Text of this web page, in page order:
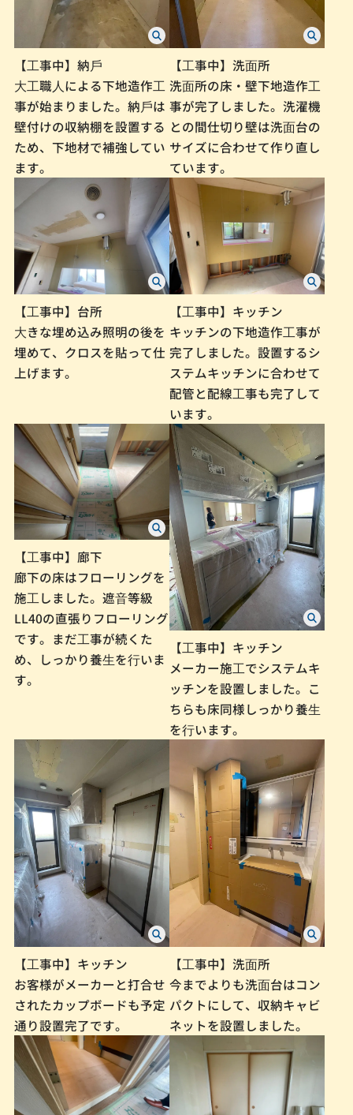
【⼯事中】納⼾
⼤⼯職⼈による下地造作⼯
事が始まりました。納⼾は
壁付けの収納棚を設置する
ため、下地材で補強してい
ます。
【⼯事中】洗⾯所
洗⾯所の床・壁下地造作⼯
事が完了しました。洗濯機
との間仕切り壁は洗⾯台の
サイズに合わせて作り直し
ています。
【⼯事中】台所
⼤きな埋め込み照明の後を
埋めて、クロスを貼って仕
上げます。
【⼯事中】キッチン
キッチンの下地造作⼯事が
完了しました。設置するシ
ステムキッチンに合わせて
配管と配線⼯事も完了して
います。
【⼯事中】廊下
廊下の床はフローリングを
施⼯しました。遮⾳等級
LL40の直張りフローリング
です。まだ⼯事が続くた
め、しっかり養⽣を⾏いま
す。
【⼯事中】キッチン
メーカー施⼯でシステムキ
ッチンを設置しました。こ
ちらも床同様しっかり養⽣
を⾏います。
【⼯事中】キッチン
お客様がメーカーと打合せ
されたカップボードも予定
通り設置完了です。
【⼯事中】洗⾯所
今までよりも洗⾯台はコン
パクトにして、収納キャビ
ネットを設置しました。